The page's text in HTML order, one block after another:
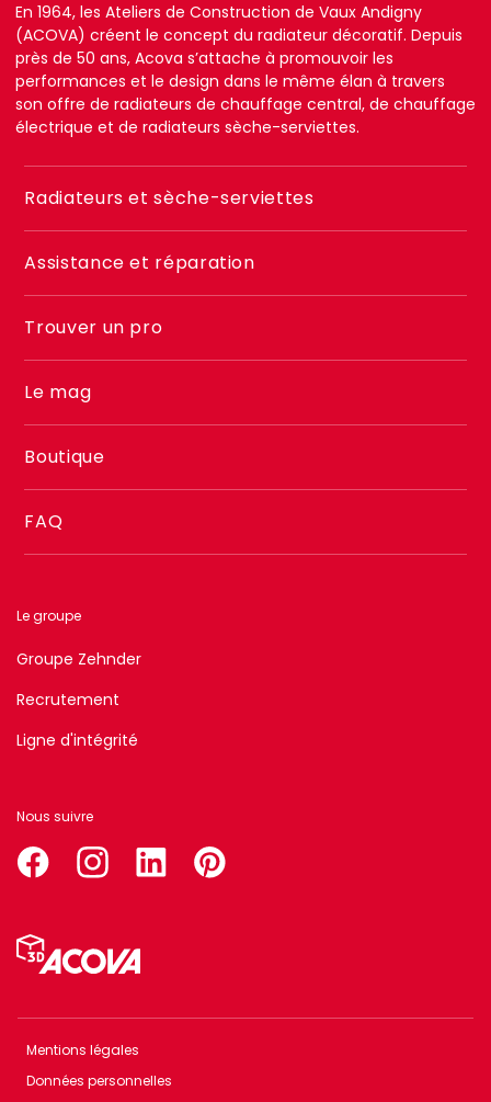
En 1964, les Ateliers de Construction de Vaux Andigny
(ACOVA) créent le concept du radiateur décoratif. Depuis
près de 50 ans, Acova s’attache à promouvoir les
performances et le design dans le même élan à travers
son offre de radiateurs de chauffage central, de chauffage
électrique et de radiateurs sèche-serviettes.
Menu
footer
2
Radiateurs et sèche-serviettes
Assistance et réparation
Trouver un pro
Le mag
Boutique
FAQ
Le groupe
Groupe Zehnder
Recrutement
Ligne d'intégrité
Nous suivre
facebookinstagramlinkedin pinterest
Menu
de
page
Menu
Mentions légales
Données personnelles